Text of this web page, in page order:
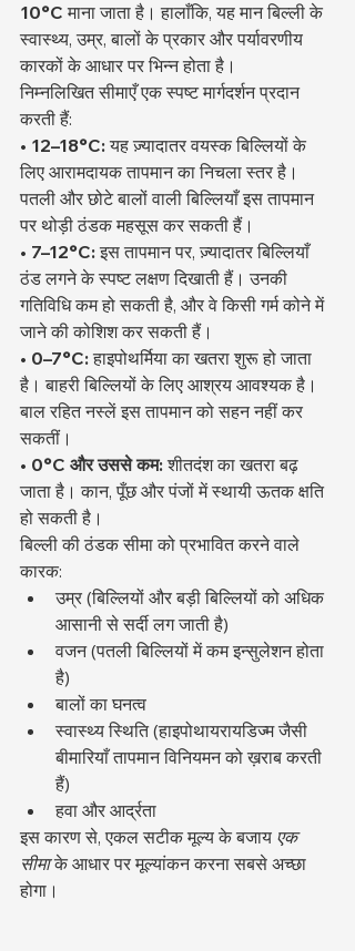
10°C माना जाता है। हालाँकि, यह मान बिल्ली के
स्वास्थ्य, उम्र, बालों के प्रकार और पर्यावरणीय
कारकों के आधार पर भिन्न होता है।
निम्नलिखित सीमाएँ एक स्पष्ट मार्गदर्शन प्रदान
करती हैं:
• 12–18°C: यह ज़्यादातर वयस्क बिल्लियों के
लिए आरामदायक तापमान का निचला स्तर है।
पतली और छोटे बालों वाली बिल्लियाँ इस तापमान
पर थोड़ी ठंडक महसूस कर सकती हैं।
• 7–12°C: इस तापमान पर, ज़्यादातर बिल्लियाँ
ठंड लगने के स्पष्ट लक्षण दिखाती हैं। उनकी
गतिविधि कम हो सकती है, और वे किसी गर्म कोने में
जाने की कोशिश कर सकती हैं।
• 0–7°C: हाइपोथर्मिया का खतरा शुरू हो जाता
है। बाहरी बिल्लियों के लिए आश्रय आवश्यक है।
बाल रहित नस्लें इस तापमान को सहन नहीं कर
सकतीं।
• 0°C और उससे कम: शीतदंश का खतरा बढ़
जाता है। कान, पूँछ और पंजों में स्थायी ऊतक क्षति
हो सकती है।
बिल्ली की ठंडक सीमा को प्रभावित करने वाले
कारक:
उम्र (बिल्लियों और बड़ी बिल्लियों को अधिक
आसानी से सर्दी लग जाती है)
वजन (पतली बिल्लियों में कम इन्सुलेशन होता
है)
बालों का घनत्व
स्वास्थ्य स्थिति (हाइपोथायरायडिज्म जैसी
बीमारियाँ तापमान विनियमन को ख़राब करती
हैं)
हवा और आर्द्रता
इस कारण से, एकल सटीक मूल्य के बजाय एक
सीमा के आधार पर मूल्यांकन करना सबसे अच्छा
होगा।